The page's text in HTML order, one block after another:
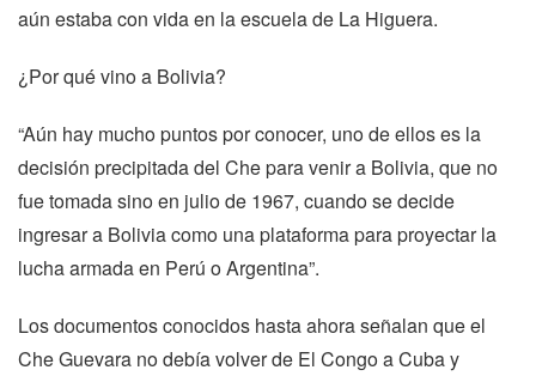
aún estaba con vida en la escuela de La Higuera.
¿Por qué vino a Bolivia?
“Aún hay mucho puntos por conocer, uno de ellos es la
decisión precipitada del Che para venir a Bolivia, que no
fue tomada sino en julio de 1967, cuando se decide
ingresar a Bolivia como una plataforma para proyectar la
lucha armada en Perú o Argentina”.
Los documentos conocidos hasta ahora señalan que el
Che Guevara no debía volver de El Congo a Cuba y